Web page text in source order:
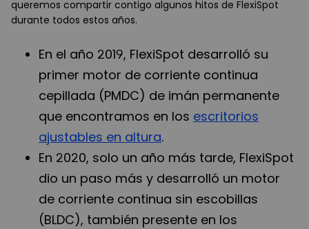
queremos compartir contigo algunos hitos de FlexiSpot
durante todos estos años.
En el año 2019, FlexiSpot desarrolló su
primer motor de corriente continua
cepillada (PMDC) de imán permanente
que encontramos en los escritorios
ajustables en altura.
En 2020, solo un año más tarde, FlexiSpot
dio un paso más y desarrolló un motor
de corriente continua sin escobillas
(BLDC), también presente en los